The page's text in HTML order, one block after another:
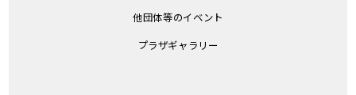
他団体等のイベント
プラザギャラリー